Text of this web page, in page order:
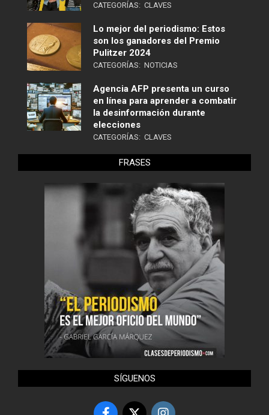
CATEGORÍAS: CLAVES
Lo mejor del periodismo: Estos
son los ganadores del Premio
Pulitzer 2024
CATEGORÍAS: NOTICIAS
Agencia AFP presenta un curso
en línea para aprender a combatir
la desinformación durante
elecciones
CATEGORÍAS: CLAVES
FRASES
SÍGUENOS